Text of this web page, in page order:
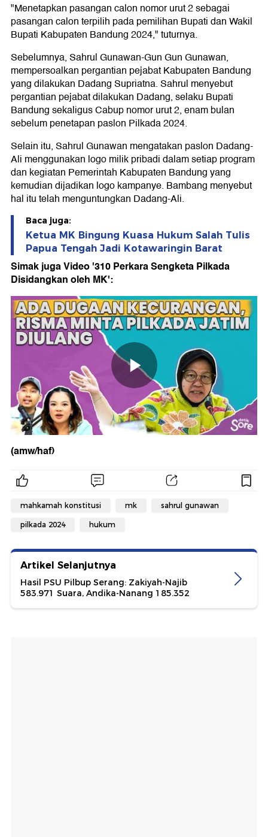
"Menetapkan pasangan calon nomor urut 2 sebagai
pasangan calon terpilih pada pemilihan Bupati dan Wakil
Bupati Kabupaten Bandung 2024," tuturnya.
Sebelumnya, Sahrul Gunawan-Gun Gun Gunawan,
mempersoalkan pergantian pejabat Kabupaten Bandung
yang dilakukan Dadang Supriatna. Sahrul menyebut
pergantian pejabat dilakukan Dadang, selaku Bupati
Bandung sekaligus Cabup nomor urut 2, enam bulan
sebelum penetapan paslon Pilkada 2024.
Selain itu, Sahrul Gunawan mengatakan paslon Dadang-
Ali menggunakan logo milik pribadi dalam setiap program
dan kegiatan Pemerintah Kabupaten Bandung yang
kemudian dijadikan logo kampanye. Bambang menyebut
hal itu telah menguntungkan Dadang-Ali.
Baca juga:
Ketua MK Bingung Kuasa Hukum Salah Tulis
Papua Tengah Jadi Kotawaringin Barat
Simak juga Video '310 Perkara Sengketa Pilkada
Disidangkan oleh MK':
(amw/haf)
mahkamah konstitusi mk sahrul gunawan
pilkada 2024 hukum
Artikel Selanjutnya
Hasil PSU Pilbup Serang: Zakiyah-Najib
583.971 Suara, Andika-Nanang 185.352